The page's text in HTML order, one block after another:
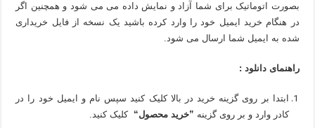
بصورت اتوماتیک برای شما آزاد و نمایش داده می می شود و همچنین اگر
در هنگام خرید ایمیل خود را وارد کرده باشید یک نسخه از فایل خریداری
شده به ایمیل شما ارسال می شود.
راهنمای دانلود :
ابتدا بر روی گزینه خرید در بالا کلیک کنید سپس نام و ایمیل خود را در
کادر وارد و بر روی گزینه ”خرید محصول“ کلیک کنید.